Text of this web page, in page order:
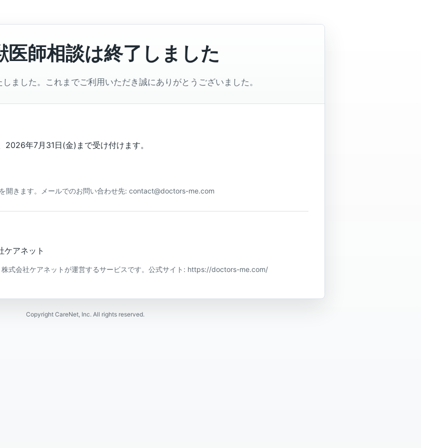
医師相談は終了しました
ました。これまでご利用いただき誠にありがとうございました。
年7月31日(金)まで受け付けます。
開きます。メールでのお問い合わせ先: contact@doctors-me.com
アネット
式会社ケアネットが運営するサービスです。公式サイト: https://doctors-me.com/
Copyright CareNet, Inc. All rights reserved.